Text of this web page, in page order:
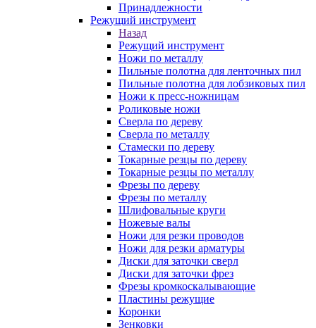
Принадлежности
Режущий инструмент
Назад
Режущий инструмент
Ножи по металлу
Пильные полотна для ленточных пил
Пильные полотна для лобзиковых пил
Ножи к пресс-ножницам
Роликовые ножи
Сверла по дереву
Сверла по металлу
Стамески по дереву
Токарные резцы по дереву
Токарные резцы по металлу
Фрезы по дереву
Фрезы по металлу
Шлифовальные круги
Ножевые валы
Ножи для резки проводов
Ножи для резки арматуры
Диски для заточки сверл
Диски для заточки фрез
Фрезы кромкоскалывающие
Пластины режущие
Коронки
Зенковки